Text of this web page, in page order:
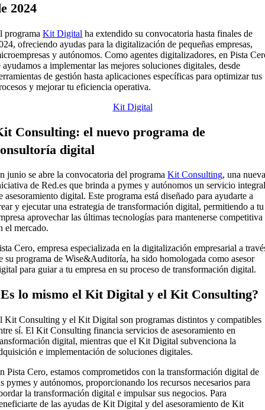
2024
programaKit Digital ha extendido su convocatoria hasta finales de
ofreciendo ayudas para la digitalización de pequeñas empresas,
y autónomos. Como agentes digitalizadores, en Pista
ayudamos a implementar las mejores soluciones digitales, desde
de gestión hasta aplicaciones específicas para optimizar tus
y mejorar tu eficiencia operativa.
Kit Digital
Consulting: el nuevo programa de
digital
junio se abre la convocatoria del programaKit Consulting, una
de Red.es que brinda a pymes y autónomos un servicio
asesoramiento digital. Este programa está diseñado para ayudarte a
y ejecutar una estrategia de transformación digital, permitiendo a tu
aprovechar las últimas tecnologías para mantenerse competitiva
el mercado.
Cero, empresa especializada en la digitalización empresarial a
su programa de Wise&Auditoría, ha sido homologada como asesor
para guiar a tu empresa en su proceso de transformación digital.
lo mismo el Kit Digital y el Kit Consulting?
Kit Consulting y el Kit Digital son programas distintos y compatibles
sí. El Kit Consulting financia servicios de asesoramiento en
digital, mientras que el Kit Digital subvenciona la
e implementación de soluciones digitales.
Pista Cero, estamos comprometidos con la transformación digital de
pymes y autónomos, proporcionando los recursos necesarios para
la transformación digital e impulsar sus negocios. Para
de las ayudas de Kit Digital y del asesoramiento de Kit